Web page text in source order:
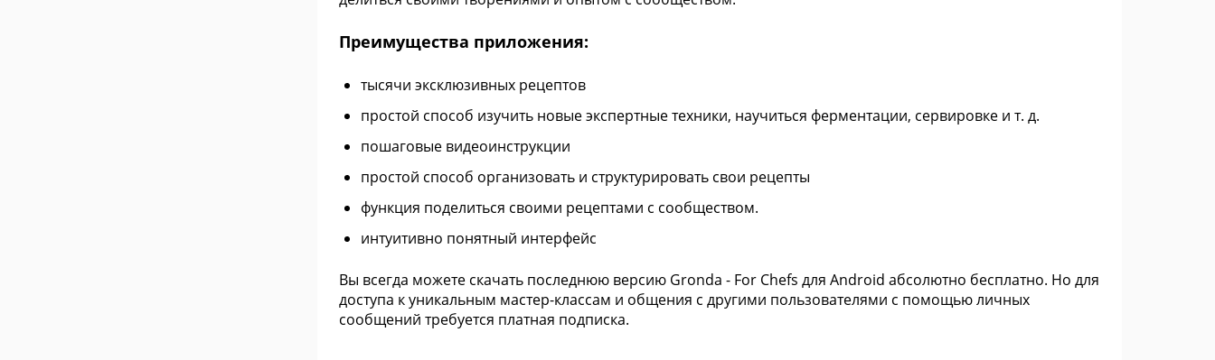
Преимущества приложения:
тысячи эксклюзивных рецептов
простой способ изучить новые экспертные техники, научиться ферментации, сервировке и т. д.
пошаговые видеоинструкции
простой способ организовать и структурировать свои рецепты
функция поделиться своими рецептами с сообществом.
интуитивно понятный интерфейс
Вы всегда можете скачать последнюю версию Gronda - For Chefs для Android абсолютно бесплатно. Но для
доступа к уникальным мастер-классам и общения с другими пользователями с помощью личных
сообщений требуется платная подписка.